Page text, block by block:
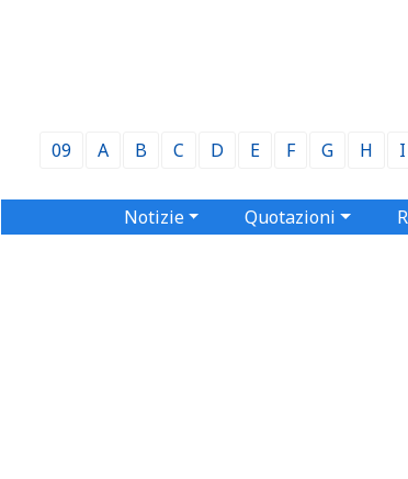
09 A B C D E F G H I
Notizie Quotazioni